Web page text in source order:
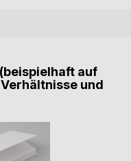
auf
und